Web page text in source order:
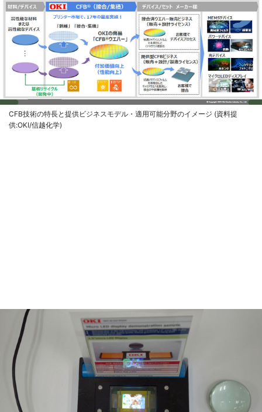
CFB技術の特長と提供ビジネスモデル・適用可能分野のイメージ (資料提
供:OKI/信越化学)